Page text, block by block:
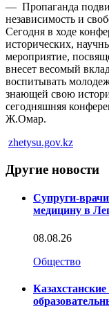
— Пропаганда
независимость и
Сегодня в ходе
исторических,
мероприятие,
внесет весомый
воспитывать
знающей свою
сегодняшняя
Ж.Омар.
zhetysu.gov.kz
Другие новости
Супруги-
медицину в
08.08.26
Общество